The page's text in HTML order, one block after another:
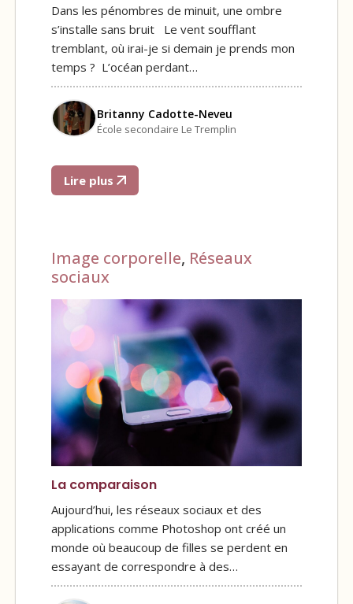
Dans les pénombres de minuit, une ombre
s’installe sans bruit Le vent soufflant
tremblant, où irai-je si demain je prends mon
temps ? L’océan perdant…
Britanny Cadotte-Neveu
École secondaire Le Tremplin
Lire plus
Image corporelle, Réseaux
sociaux
La comparaison
Aujourd’hui, les réseaux sociaux et des
applications comme Photoshop ont créé un
monde où beaucoup de filles se perdent en
essayant de correspondre à des…